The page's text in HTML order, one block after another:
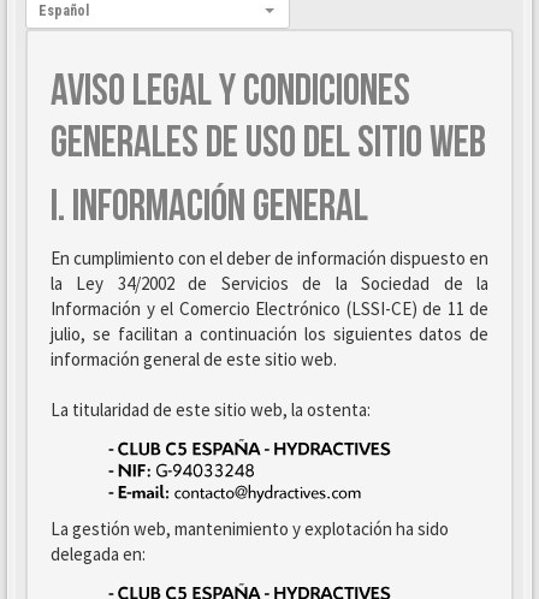
Español
AVISO LEGAL Y CONDICIONES
GENERALES DE USO DEL SITIO WEB
I. INFORMACIÓN GENERAL
En cumplimiento con el deber de información dispuesto en
la Ley 34/2002 de Servicios de la Sociedad de la
Información y el Comercio Electrónico (LSSI-CE) de 11 de
julio, se facilitan a continuación los siguientes datos de
información general de este sitio web.
La titularidad de este sitio web, la ostenta:
La gestión web, mantenimiento y explotación ha sido
delegada en: